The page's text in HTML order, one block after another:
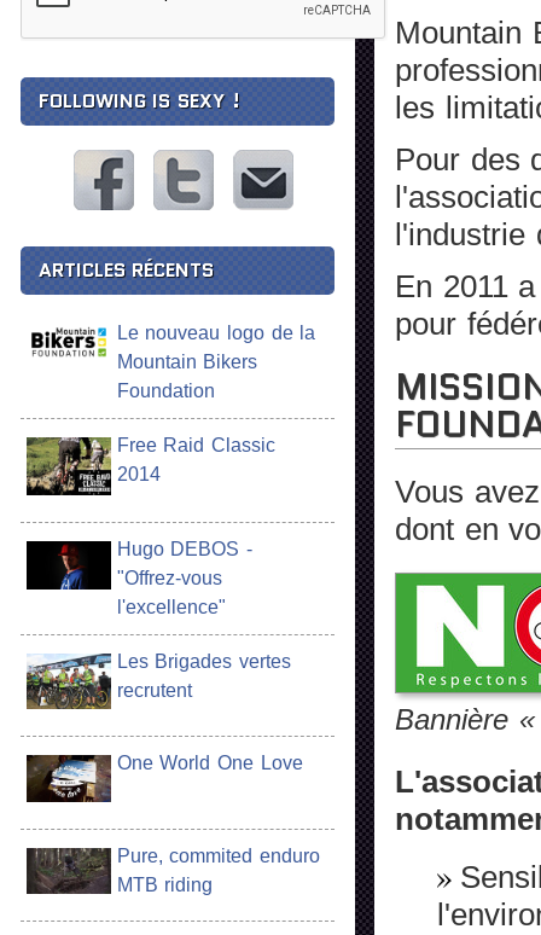
Mountain
les
Pour des
l'industrie
En 2011
pour
Vous
dont en
Bannière
FOLLOWING IS SEXY !
ARTICLES RÉCENTS
Le nouveau logo de la
Mountain Bikers
Foundation
Free Raid Classic
2014
Hugo DEBOS -
"Offrez-vous
l'excellence"
Les Brigades vertes
recrutent
One World One Love
Pure, commited enduro
MTB riding